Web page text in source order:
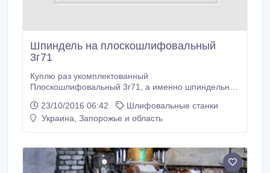
Шпиндель на плоскошлифовальный
3г71
Куплю раз укомплектованный
Плоскошлифовальный 3г71, а именно шпиндельная
гидростанцию..
23/10/2016 06:42
Шлифовальные станки
Украина, Запорожье и область